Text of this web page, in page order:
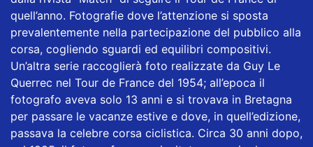
quell’anno. Fotografie dove l’attenzione si sposta
prevalentemente nella partecipazione del pubblico alla
corsa, cogliendo sguardi ed equilibri compositivi.
Un’altra serie raccoglierà foto realizzate da Guy Le
Querrec nel Tour de France del 1954; all’epoca il
fotografo aveva solo 13 anni e si trovava in Bretagna
per passare le vacanze estive e dove, in quell’edizione,
passava la celebre corsa ciclistica. Circa 30 anni dopo,